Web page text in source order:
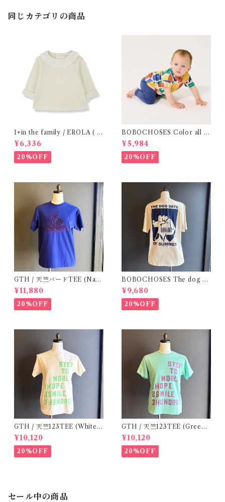
同じカテゴリの商品
1+in the family / EROLA ( 2
4m )
¥6,336
20%OFF
BOBOCHOSES Color all o
ver T-shirt / 12・24m
¥5,984
20%OFF
GTH / 天竺バードTEE (Navy
BL) / Size２
¥11,880
20%OFF
BOBOCHOSES The dog da
y of summer unisex T-shirt
/ S.M
¥9,680
20%OFF
GTH / 天竺123TEE (White)
/ Size 1
¥10,120
20%OFF
GTH / 天竺123TEE (Green)
/ Size 1
¥10,120
20%OFF
セール中の商品